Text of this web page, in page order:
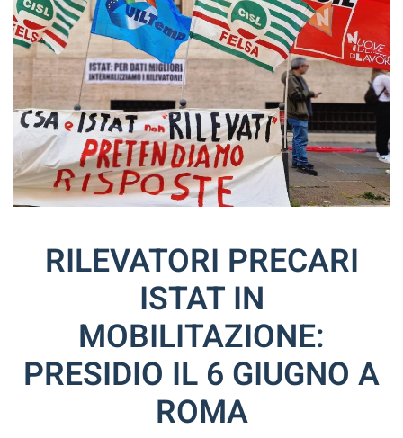
RILEVATORI PRECARI
ISTAT IN
MOBILITAZIONE:
PRESIDIO IL 6 GIUGNO A
ROMA